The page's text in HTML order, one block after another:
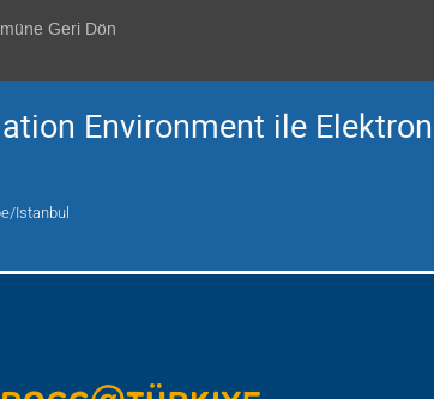
Geri Dön
Environment ile
Istanbul